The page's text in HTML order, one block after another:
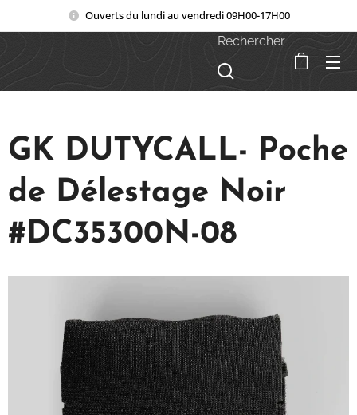
Ouverts du lundi au vendredi 09H00-17H00
Rechercher
GK DUTYCALL- Poche
de Délestage Noir
#DC35300N-08